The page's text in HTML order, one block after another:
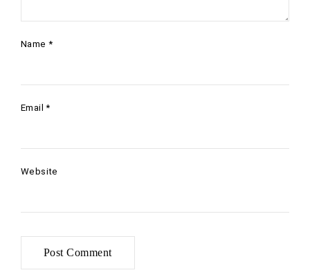
Name *
Email*
Website